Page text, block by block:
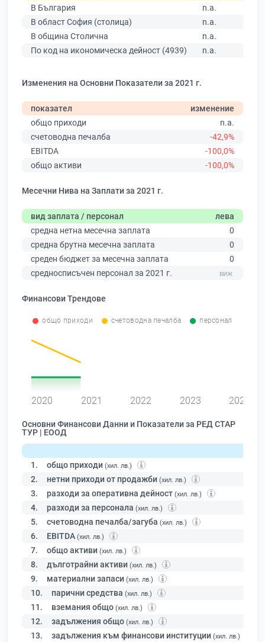
В България
n.a.
В област София (столица)
n.a.
В община Столична
n.a.
По код на икономическа дейност (4939)
n.a.
Изменения на Основни Показатели за 2021 г.
показател
изменение
общо приходи
n.a.
счетоводна печалба
-42,9%
EBITDA
-100,0%
общо активи
-100,0%
Месечни Нива на Заплати за 2021 г.
вид заплата / персонал
лева
средна нетна месечна заплата
0
средна брутна месечна заплата
0
среден бюджет за месечна заплата
0
средносписъчен персонал за 2021 г.
Финансови Трендове
общо приходи счетоводна печалба персонал
2020 2021 2022 2023 2024
Основни Финансови Данни и Показатели за РЕД СТАР
ТУР | ЕООД
1. общо приходи (хил. лв.)
2. нетни приходи от продажби (хил. лв.)
3. разходи за оперативна дейност (хил. лв.)
4. разходи за персонала (хил. лв.)
5. счетоводна печалба/загуба (хил. лв.)
6. EBITDA (хил. лв.)
7. общо активи (хил. лв.)
8. дълготрайни активи (хил. лв.)
9. материални запаси (хил. лв.)
10. парични средства (хил. лв.)
11. вземания общо (хил. лв.)
12. задължения общо (хил. лв.)
13. задължения към финансови институции (хил. лв.)